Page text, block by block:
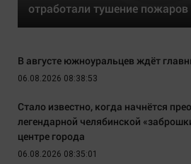
отработали тушение пожаров
В августе южноуральцев ждёт
06.08.2026 08:38:53
Стало известно, когда начнётся
легендарной челябинской
центре города
06.08.2026 08:35:01